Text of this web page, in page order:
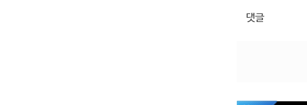
댓글